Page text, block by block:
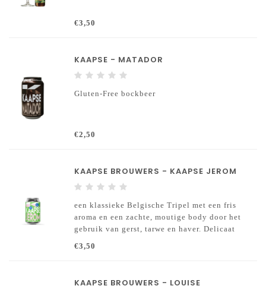
€3,50
KAAPSE - MATADOR
Gluten-Free bockbeer
€2,50
KAAPSE BROUWERS - KAAPSE JEROM
een klassieke Belgische Tripel met een fris
aroma en een zachte, moutige body door het
gebruik van gerst, tarwe en haver. Delicaat
van Brabant Hop.
€3,50
KAAPSE BROUWERS - LOUISE